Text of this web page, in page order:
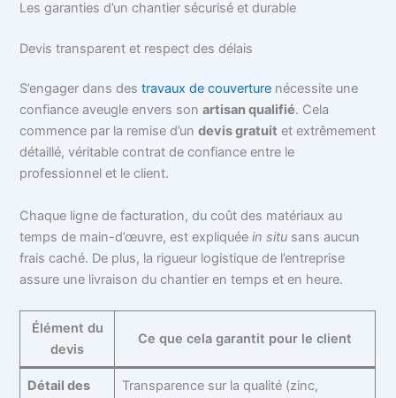
Les garanties d’un chantier sécurisé et durable
Devis transparent et respect des délais
S’engager dans destravaux de couverture nécessite une
confiance aveugle envers sonartisan qualifié. Cela
commence par la remise d’undevis gratuit et extrêmement
détaillé, véritable contrat de confiance entre le
professionnel et le client.
Chaque ligne de facturation, du coût des matériaux au
temps de main-d’œuvre, est expliquéein situ sans aucun
frais caché. De plus, la rigueur logistique de l’entreprise
assure une livraison du chantier en temps et en heure.
Élément du
devis
Ce que cela garantit pour le client
Détail des
Transparence sur la qualité (zinc,